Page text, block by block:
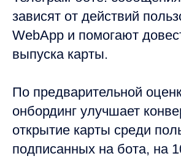
зависят от действий
WebApp и помогают
выпуска карты.
По предварительной
онбординг улучшает
открытие карты среди
подписанных на бота, на